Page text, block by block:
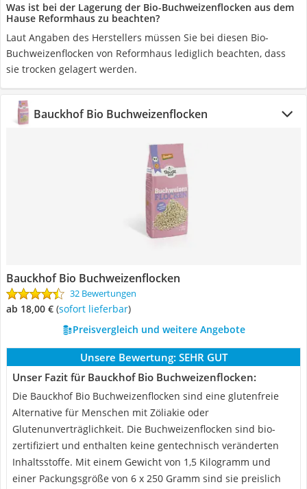
Was ist bei der Lagerung der Bio-Buchweizenflocken aus dem
Hause Reformhaus zu beachten?
Laut Angaben des Herstellers müssen Sie bei diesen Bio-
Buchweizenflocken von Reformhaus lediglich beachten, dass
sie trocken gelagert werden.
Bauckhof Bio Buchweizenflocken
Bauckhof Bio Buchweizenflocken
32 Bewertungen
ab 18,00 € ( Sofort lieferbar)
Preisvergleich und weitere Angebote
Unsere Bewertung: SEHR GUT
Unser Fazit für Bauckhof Bio Buchweizenflocken:
Die Bauckhof Bio Buchweizenflocken sind eine glutenfreie
Alternative für Menschen mit Zöliakie oder
Glutenunverträglichkeit. Die Buchweizenflocken sind bio-
zertifiziert und enthalten keine gentechnisch veränderten
Inhaltsstoffe. Mit einem Gewicht von 1,5 Kilogramm und
einer Packungsgröße von 6 x 250 Gramm sind sie preislich